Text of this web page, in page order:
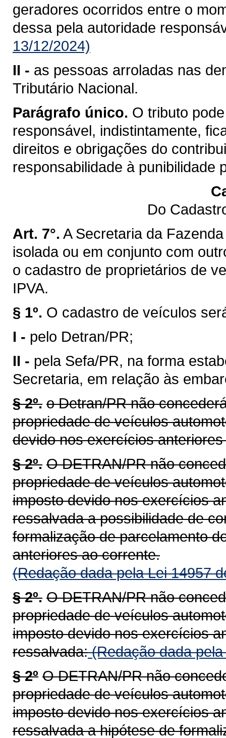
geradores ocorridos entre o
dessa pela autoridade
13/12/2024)
II - as pessoas arroladas nas
Tributário Nacional.
Parágrafo único. O tributo
responsável, indistintamente,
direitos e obrigações do
responsabilidade à punibilidade
Do
Art. 7°. A Secretaria da
isolada ou em conjunto com
o cadastro de proprietários de
IPVA.
§ 1º. O cadastro de veículos
I - pelo Detran/PR;
II - pela Sefa/PR, na forma
Secretaria, em relação às
§ 2º. o Detran/PR não
propriedade de veículos
devido nos exercícios
§ 2º. O DETRAN/PR não
propriedade de veículos
imposto devido nos exercícios
ressalvada a possibilidade de
formalização de parcelamento
anteriores ao corrente.
(Redação dada pela Lei 14957
§ 2º. O DETRAN/PR não
propriedade de veículos
imposto devido nos exercícios
ressalvada:(Redação dada
§ 2º O DETRAN/PR não
propriedade de veículos
imposto devido nos exercícios
ressalvada a hipótese de